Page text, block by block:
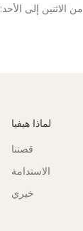
من الاثنين إلى الأحد: 10 صباحًا - 6 مساءً
لماذا هيفيا
قصتنا
الاستدامة
خيري